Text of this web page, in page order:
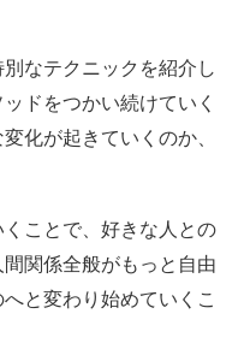
なテクニックを紹介し
ドをつかい続けていく
化が起きていくのか、
ことで、好きな人との
関係全般がもっと自由
と変わり始めていくこ